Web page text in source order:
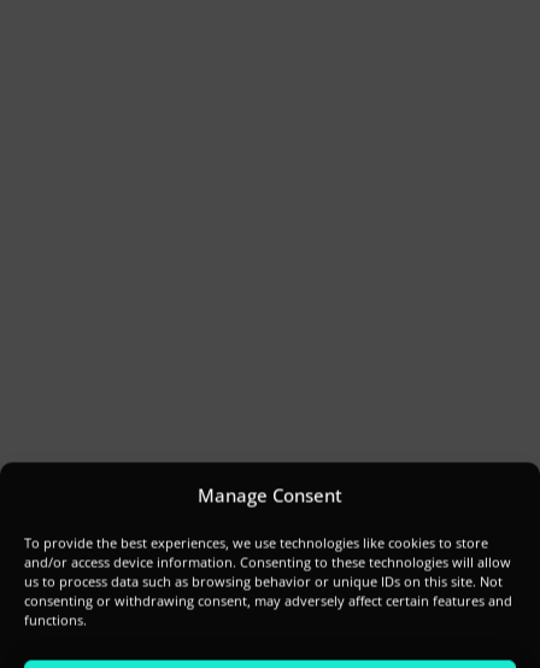
Manage Consent
To provide the best experiences, we use technologies like cookies to store
and/or access device information. Consenting to these technologies will allow
us to process data such as browsing behavior or unique IDs on this site. Not
consenting or withdrawing consent, may adversely affect certain features and
functions.